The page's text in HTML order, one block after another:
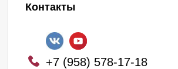
Контакты
+7 (958) 578-17-18